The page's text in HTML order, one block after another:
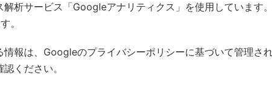
析サービス「Googleアナリティクス」を使用しています
。
報は、Googleのプライバシーポリシーに基づいて管理され
認ください。